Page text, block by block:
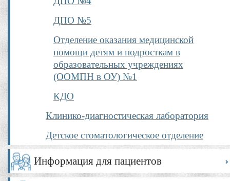
ДПО №5
Отделение оказания медицинской
помощи детям и подросткам в
образовательных учреждениях
(ООМПН в ОУ) №1
КДО
Клинико-диагностическая лаборатория
Детское стоматологическое отделение
Информация для пациентов